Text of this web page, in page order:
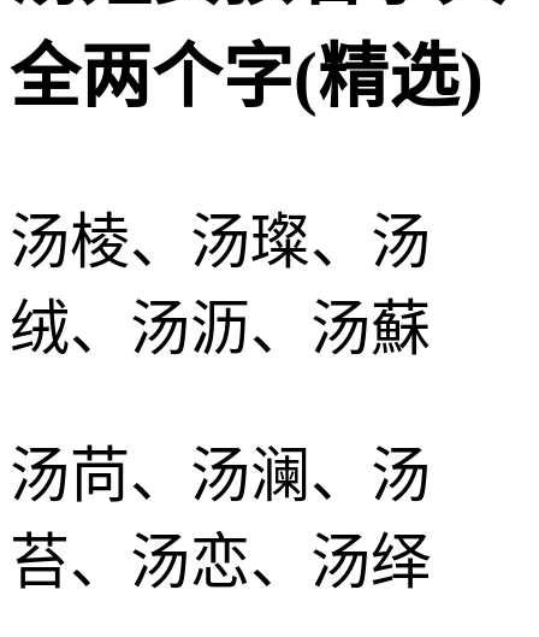
全两个字(精选)
汤棱、汤璨、汤
绒、汤沥、汤蘇
汤苘、汤澜、汤
苔、汤恋、汤绎